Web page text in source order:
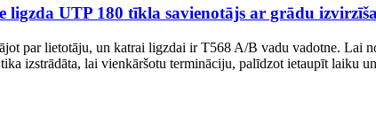
ligzda UTP 180 tīkla savienotājs ar grādu
par lietotāju, un katrai ligzdai ir T568 A/B vadu vadotne. Lai
izstrādāta, lai vienkāršotu termināciju, palīdzot ietaupīt laiku